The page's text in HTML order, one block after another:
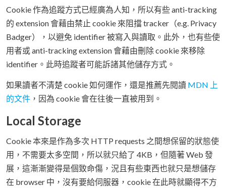
Cookie 作為追蹤方式已經廣為人知，所以有些 anti-tracking
的 extension 會藉由禁止 cookie 來阻擋 tracker（e.g. Privacy
Badger），以避免 identifier 被寫入與讀取。此外，也有些使
用者或 anti-tracking extension 會藉由刪除 cookie 來移除
identifier。此時追蹤者可能訴諸其他儲存方式。
如果讀者不清楚 cookie 如何運作，還是推薦先閱讀 MDN 上
的文件 ，因為 cookie 會在往後一直被用到。
Local Storage
Cookie 本來是作為多次 HTTP requests 之間想保留的狀態使
用，不需要太多空間，所以就只給了 4KB，但隨著 Web 發
展，這漸漸變得是個致命傷，況且有些東西也就只是想儲存
在 browser 中，沒有要給伺服器，cookie 在此時就顯得不方